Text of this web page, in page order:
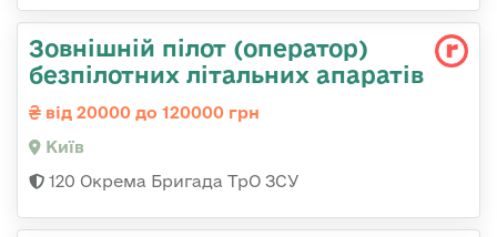
Зовнішній пілот (оператор)
безпілотних літальних апаратів
від 20000 до 120000 грн
Київ
120 Окрема Бригада ТрО ЗСУ